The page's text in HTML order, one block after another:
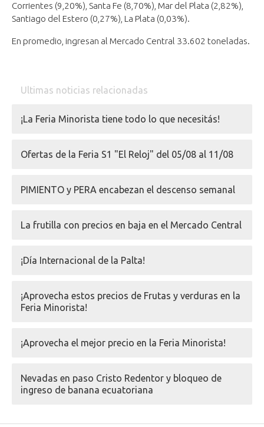
Corrientes (9,20%), Santa Fe (8,70%), Mar del Plata (2,82%),
Santiago del Estero (0,27%), La Plata (0,03%).
En promedio, ingresan al Mercado Central 33.602 toneladas.
Ultimas noticias relacionadas
¡La Feria Minorista tiene todo lo que necesitás!
Ofertas de la Feria S1 "El Reloj" del 05/08 al 11/08
PIMIENTO y PERA encabezan el descenso semanal
La frutilla con precios en baja en el Mercado Central
¡Día Internacional de la Palta!
¡Aprovecha estos precios de Frutas y verduras en la
Feria Minorista!
¡Aprovecha el mejor precio en la Feria Minorista!
Nevadas en paso Cristo Redentor y bloqueo de
ingreso de banana ecuatoriana